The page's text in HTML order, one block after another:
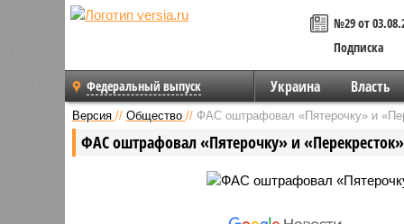
№29 от
Подписка
Федеральный выпуск Украина Власть
Версия // Общество // ФАС оштрафовал «Пятерочку» и
ФАС оштрафовал «Пятерочку» и